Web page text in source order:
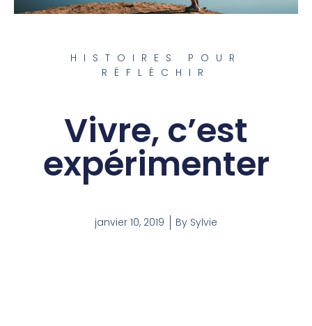
HISTOIRES POUR
RÉFLÉCHIR
Vivre, c’est
expérimenter
janvier 10, 2019 By Sylvie